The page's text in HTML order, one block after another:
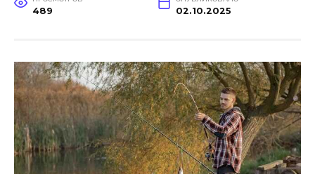
489 02.10.2025